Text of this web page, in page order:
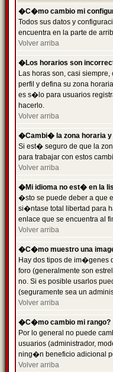
�C�mo cambio mi
Todos sus datos y
encuentra en la parte de
Volver arriba
�Los horarios son
Las horas son, casi
perfil y defina su zona
es s�lo para usuarios
hacerlo.
Volver arriba
�Cambi� la zona horaria y
Si est� seguro de que la
para trabajar con estos
Volver arriba
�Mi idioma no est� en la
�sto se puede deber a que
si�ntase total libertad para
enlace que se encuentra al
Volver arriba
�C�mo muestro una
Hay dos tipos de im�genes
foro (generalmente son
no. Si es posible usarlos
(seguramente sea un
Volver arriba
�C�mo cambio mi rango?
Por lo general no puede
usuarios (administrador,
ning�n beneficio adicional
Volver arriba